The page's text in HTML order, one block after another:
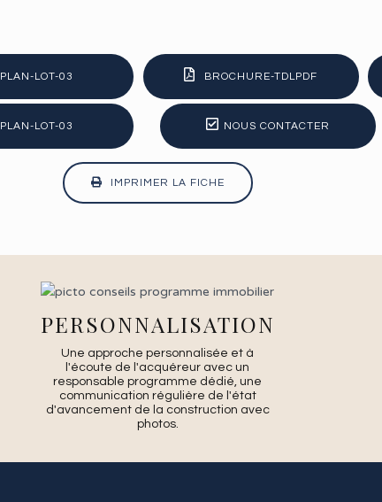
PLAN-LOT-03 BROCHURE-TDLPDF
PLAN-LOT-03 NOUS CONTACTER
IMPRIMER LA FICHE
PERSONNALISATION
Une approche personnalisée et à
l'écoute de l'acquéreur avec un
responsable programme dédié, une
communication régulière de l'état
d'avancement de la construction avec
photos.